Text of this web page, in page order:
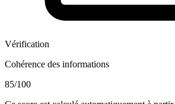
Vérification
Cohérence des informations
85/100